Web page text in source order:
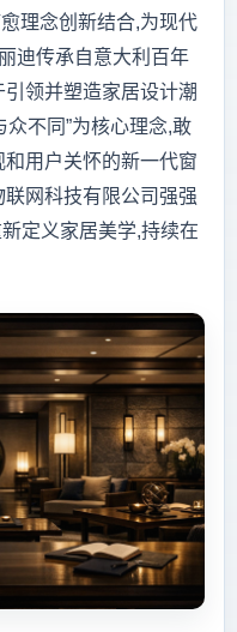
理念创新结合,为现代
迪传承自意大利百年
领并塑造家居设计潮
众不同”为核心理念,敢
用户关怀的新一代窗
网科技有限公司强强
定义家居美学,持续在